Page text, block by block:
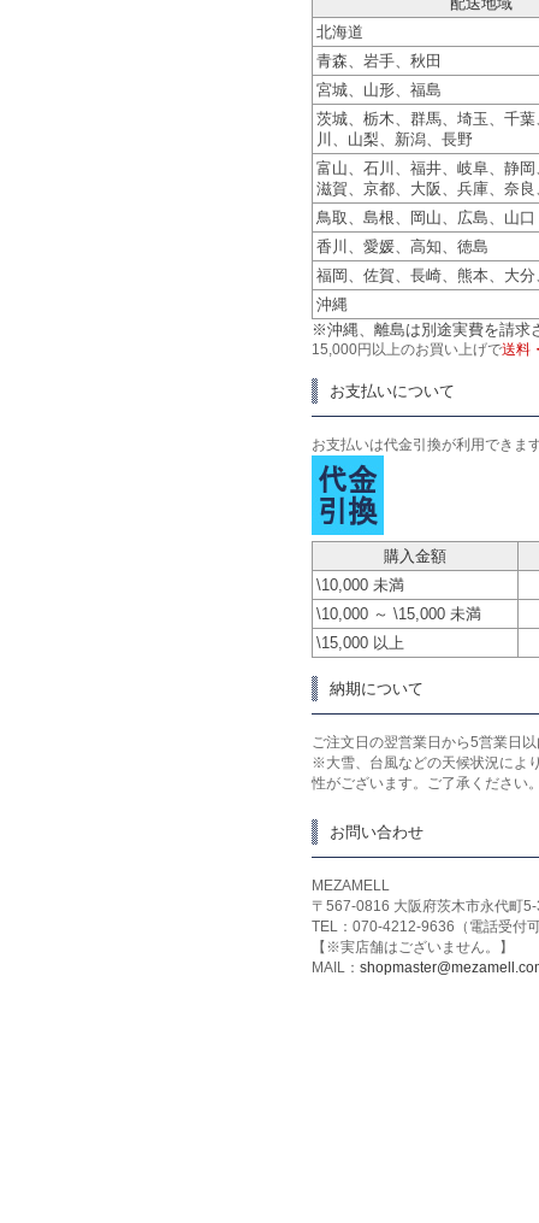
北海道
青森、岩手、秋田
宮城、山形、福島
茨城、栃木、群馬、埼玉、千
川、山梨、新潟、長野
富山、石川、福井、岐阜、静
滋賀、京都、大阪、兵庫、奈
鳥取、島根、岡山、広島、山口
香川、愛媛、高知、徳島
福岡、佐賀、長崎、熊本、大
沖縄
※沖縄、離島は別途実費を請求
15,000円以上のお買い上げで送料
お支払いについて
お支払いは代金引換が利用できま
購入金額
\10,000 未満
\10,000 ～ \15,000 未満
\15,000 以上
納期について
ご注文日の翌営業日から5営業日
※大雪、台風などの天候状況によ
性がございます。ご了承ください
お問い合わせ
MEZAMELL
〒567-0816 大阪府茨木市永代
TEL：070-4212-9636（電話受付
【※実店舗はございません。】
MAIL：